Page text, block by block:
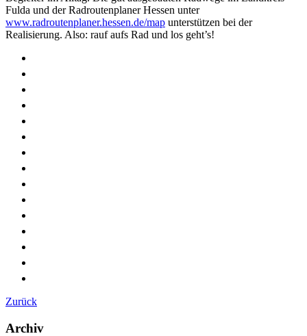
Fulda und der Radroutenplaner Hessen unter
www.radroutenplaner.hessen.de/map unterstützen bei der
Realisierung. Also: rauf aufs Rad und los geht’s!
Zurück
Archiv